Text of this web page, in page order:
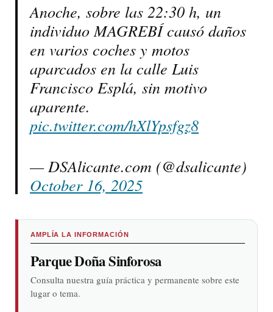
Anoche, sobre las 22:30 h, un
individuo MAGREBÍ causó daños
en varios coches y motos
aparcados en la calle Luis
Francisco Esplá, sin motivo
aparente.
pic.twitter.com/hXlYpsfgz8
— DSAlicante.com (@dsalicante)
October 16, 2025
AMPLÍA LA INFORMACIÓN
Parque Doña Sinforosa
Consulta nuestra guía práctica y permanente sobre este
lugar o tema.